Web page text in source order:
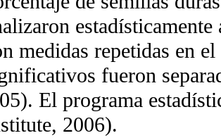
medidas repetidas en
fueron
El programa
2006).